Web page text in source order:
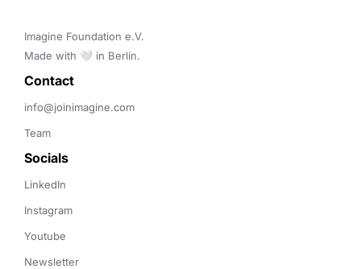
Imagine Foundation e.V.
Made with 🤍 in Berlin.
Contact
info@joinimagine.com
Team
Socials
LinkedIn
Instagram
Youtube
Newsletter